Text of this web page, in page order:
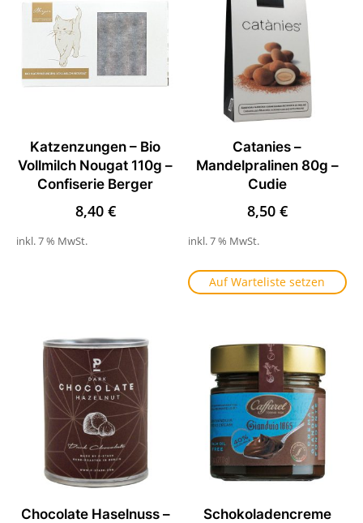
Katzenzungen – Bio
Vollmilch Nougat 110g –
Confiserie Berger
8,40 €
inkl. 7 % MwSt.
Catanies –
Mandelpralinen 80g –
Cudie
8,50 €
inkl. 7 % MwSt.
Auf Warteliste setzen
Chocolate Haselnuss –
Schokoladencreme